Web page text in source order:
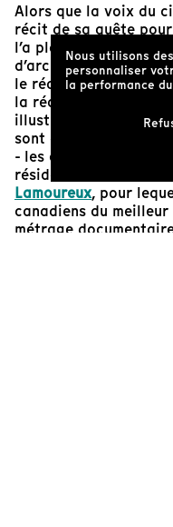
Alors que la voix du
récit de sa quête
l’a placé en adoption
d’archives
le réalisateur
la réalité et la fiction.
illustrent non
sont déroulés les
- les émotions
réside la force du
Lamoureux, pour
canadiens du
métrage
Nous utilisons des
personnaliser
la performance